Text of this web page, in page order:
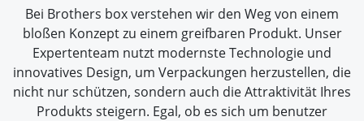
Bei Brothers box verstehen wir den Weg von einem
bloßen Konzept zu einem greifbaren Produkt. Unser
Expertenteam nutzt modernste Technologie und
innovatives Design, um Verpackungen herzustellen, die
nicht nur schützen, sondern auch die Attraktivität Ihres
Produkts steigern. Egal, ob es sich um benutzer